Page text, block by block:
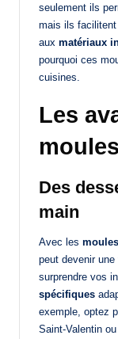
seulement ils
mais ils
aux matériaux
pourquoi ces
cuisines.
Les
Des
main
Avec les
peut devenir
surprendre vos
spécifiques
exemple, optez
Saint-Valentin